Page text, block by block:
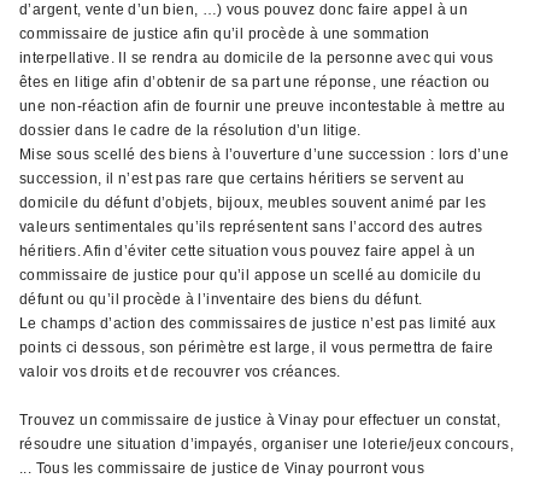
d’argent, vente d’un bien, …) vous pouvez donc faire appel à un
commissaire de justice afin qu’il procède à une sommation
interpellative. Il se rendra au domicile de la personne avec qui vous
êtes en litige afin d’obtenir de sa part une réponse, une réaction ou
une non-réaction afin de fournir une preuve incontestable à mettre au
dossier dans le cadre de la résolution d’un litige.
Mise sous scellé des biens à l’ouverture d’une succession : lors d’une
succession, il n’est pas rare que certains héritiers se servent au
domicile du défunt d’objets, bijoux, meubles souvent animé par les
valeurs sentimentales qu’ils représentent sans l’accord des autres
héritiers. Afin d’éviter cette situation vous pouvez faire appel à un
commissaire de justice pour qu’il appose un scellé au domicile du
défunt ou qu’il procède à l’inventaire des biens du défunt.
Le champs d’action des commissaires de justice n’est pas limité aux
points ci dessous, son périmètre est large, il vous permettra de faire
valoir vos droits et de recouvrer vos créances.
Trouvez un commissaire de justice à Vinay pour effectuer un constat,
résoudre une situation d’impayés, organiser une loterie/jeux concours,
... Tous les commissaire de justice de Vinay pourront vous